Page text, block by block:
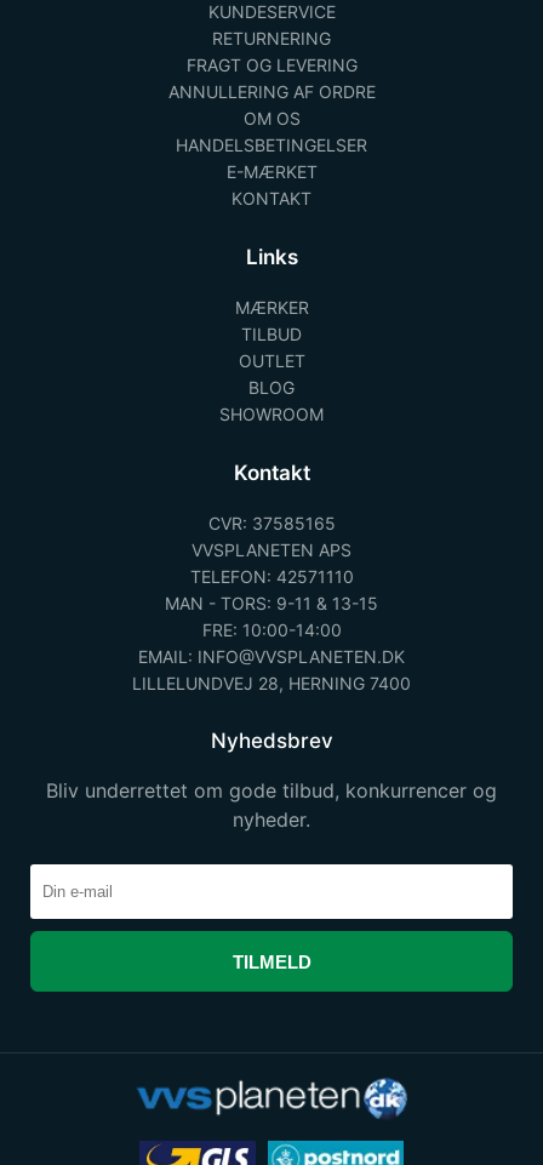
KUNDESERVICE
RETURNERING
FRAGT OG LEVERING
ANNULLERING AF ORDRE
OM OS
HANDELSBETINGELSER
E-MÆRKET
KONTAKT
Links
MÆRKER
TILBUD
OUTLET
BLOG
SHOWROOM
Kontakt
CVR: 37585165
VVSPLANETEN APS
TELEFON: 42571110
MAN - TORS: 9-11 & 13-15
FRE: 10:00-14:00
EMAIL: INFO@VVSPLANETEN.DK
LILLELUNDVEJ 28, HERNING 7400
Nyhedsbrev
Bliv underrettet om gode tilbud, konkurrencer og
nyheder.
TILMELD